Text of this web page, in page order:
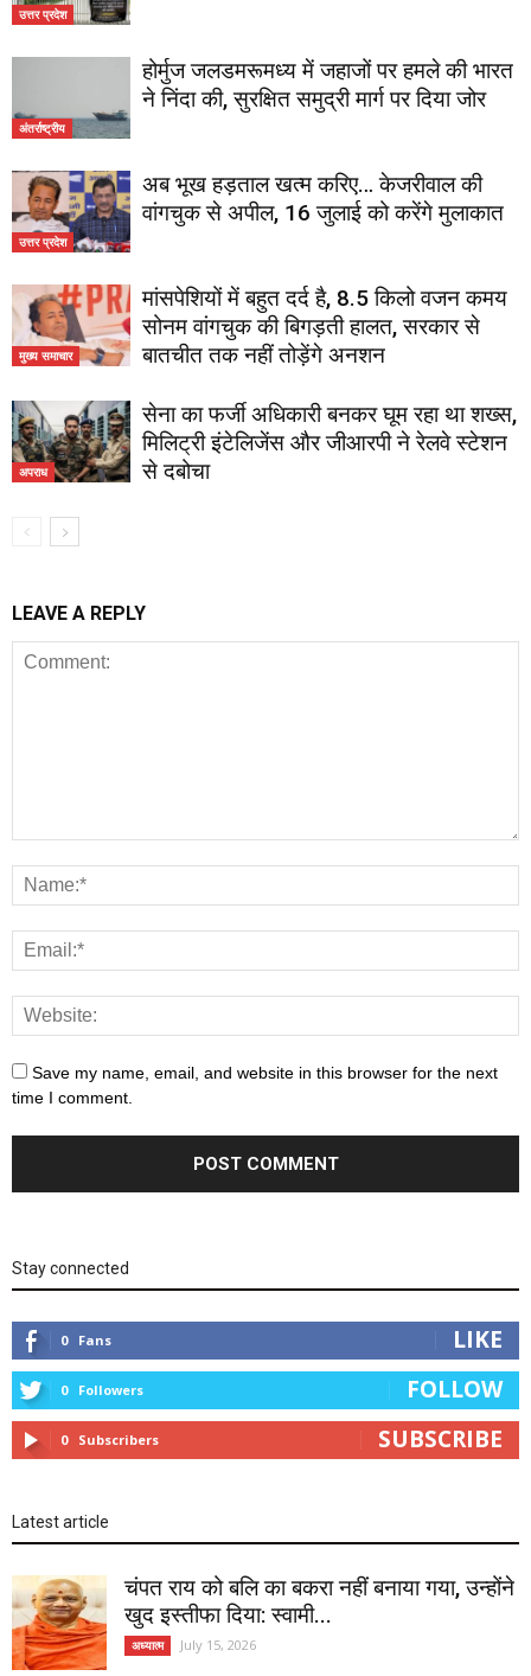
उत्तर प्रदेश
अंतर्राष्ट्रीय
होर्मुज जलडमरूमध्य में जहाजों पर हमले की भारत
ने निंदा की, सुरक्षित समुद्री मार्ग पर दिया जोर
उत्तर प्रदेश
अब भूख हड़ताल खत्म करिए… केजरीवाल की
वांगचुक से अपील, 16 जुलाई को करेंगे मुलाकात
मुख्य समाचार
मांसपेशियों में बहुत दर्द है, 8.5 किलो वजन कमय
सोनम वांगचुक की बिगड़ती हालत, सरकार से
बातचीत तक नहीं तोड़ेंगे अनशन
अपराध
सेना का फर्जी अधिकारी बनकर घूम रहा था शख्स,
मिलिट्री इंटेलिजेंस और जीआरपी ने रेलवे स्टेशन
से दबोचा
LEAVE A REPLY
Save my name, email, and website in this browser for the next
time I comment.
Stay connected
0 Fans LIKE
0 Followers FOLLOW
0 Subscribers SUBSCRIBE
Latest article
चंपत राय को बलि का बकरा नहीं बनाया गया, उन्होंने
खुद इस्तीफा दिया: स्वामी...
अध्यात्म July 15, 2026